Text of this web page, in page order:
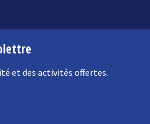
et des activités offertes.